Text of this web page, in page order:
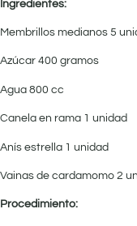
Ingredientes:
Membrillos medianos 5
Azúcar 400 gramos
Agua 800 cc
Canela en rama 1 unidad
Anís estrella 1 unidad
Vainas de cardamomo 2
Procedimiento: